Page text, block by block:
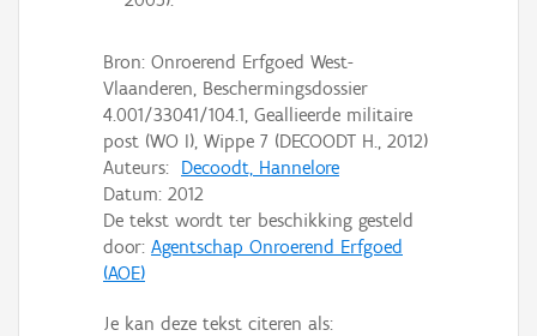
Bron: Onroerend Erfgoed West-
Vlaanderen, Beschermingsdossier
4.001/33041/104.1, Geallieerde militaire
post (WO I), Wippe 7 (DECOODT H., 2012)
Auteurs: Decoodt, Hannelore
Datum: 2012
De tekst wordt ter beschikking gesteld
door: Agentschap Onroerend Erfgoed
(AOE)
Je kan deze tekst citeren als: